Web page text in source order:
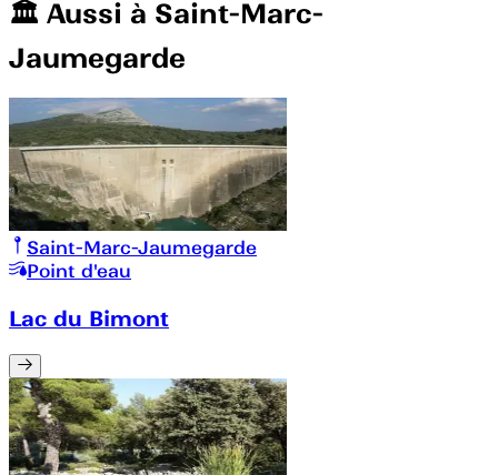
🏛️️ Aussi à Saint-Marc-
Jaumegarde
Saint-Marc-Jaumegarde
Point d'eau
Lac du Bimont